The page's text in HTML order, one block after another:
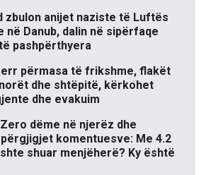
zbulon anijet naziste të Luftës
në Danub, dalin në sipërfaqe
pashpërthyera
përmasa të frikshme, flakët
dhe shtëpitë, kërkohet
dhe evakuim
dëme në njerëz dhe
përgjigjet komentuesve: Me 4.2
shuar menjëherë? Ky është